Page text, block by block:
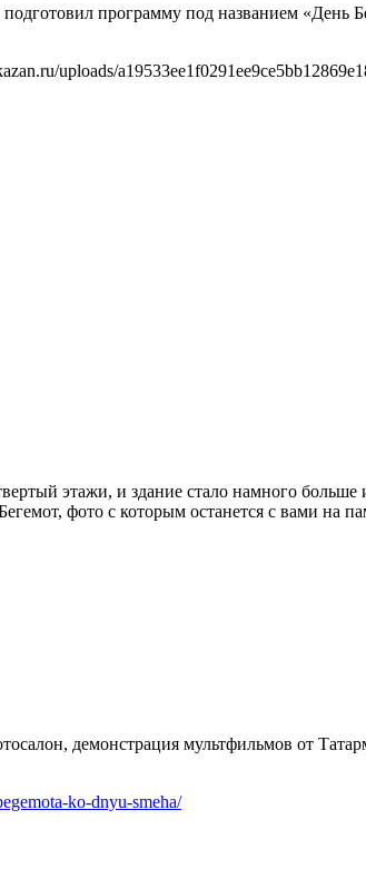
программу под названием «День
uploads/
этажи, и здание стало намного
фото с которым останется с вами на
демонстрация мультфильмов от
ko-dnyu-smeha/